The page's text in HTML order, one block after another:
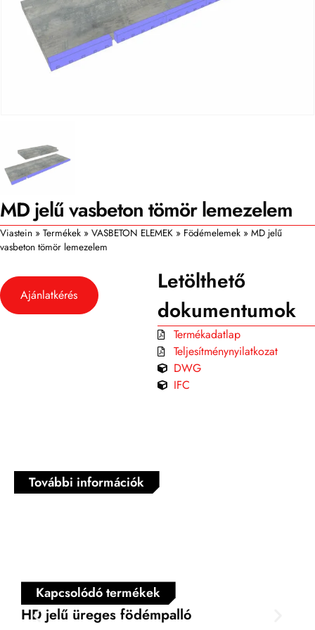
MD jelű vasbeton tömör lemezelem
Viastein » Termékek » VASBETON ELEMEK » Födémelemek » MD jelű
vasbeton tömör lemezelem
Ajánlatkérés
Letölthető
dokumentumok
Termékadatlap
Teljesítménynyilatkozat
DWG
IFC
További információk
Kapcsolódó termékek
HD jelű üreges födémpalló